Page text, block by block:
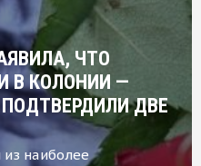
ЧТО
В КОЛОНИИ —
ДВЕ
наиболее